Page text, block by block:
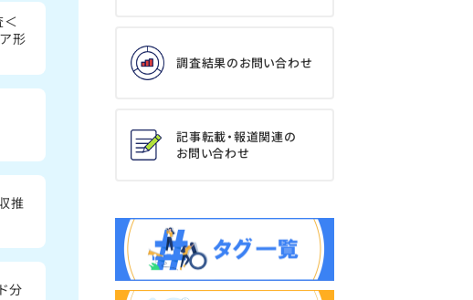
形
推
分
調査結果のお問い合わせ
記事転載・報道関連の
お問い合わせ